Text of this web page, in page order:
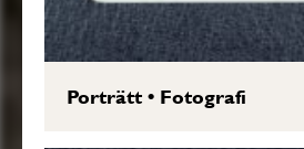
Porträtt• Fotografi